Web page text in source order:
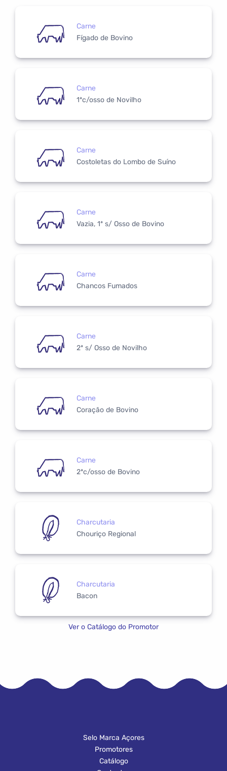
Carne
Fígado de Bovino
Carne
1ªc/osso de Novilho
Carne
Costoletas do Lombo de Suíno
Carne
Vazia, 1ª s/ Osso de Bovino
Carne
Chancos Fumados
Carne
2ª s/ Osso de Novilho
Carne
Coração de Bovino
Carne
2ªc/osso de Bovino
Charcutaria
Chouriço Regional
Charcutaria
Bacon
Ver o Catálogo do Promotor
Selo Marca Açores
Promotores
Catálogo